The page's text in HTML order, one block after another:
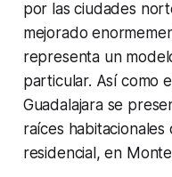
por las ciudades
mejorado
representa un
particular. Así como
Guadalajara se
raíces
residencial, en